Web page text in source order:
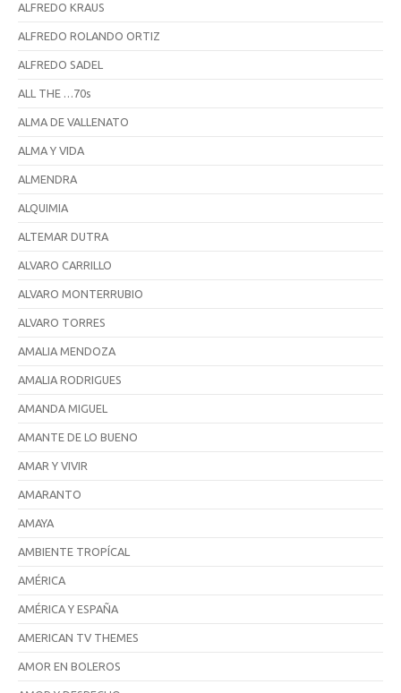
ALFREDO KRAUS
ALFREDO ROLANDO ORTIZ
ALFREDO SADEL
ALL THE …70s
ALMA DE VALLENATO
ALMA Y VIDA
ALMENDRA
ALQUIMIA
ALTEMAR DUTRA
ALVARO CARRILLO
ALVARO MONTERRUBIO
ALVARO TORRES
AMALIA MENDOZA
AMALIA RODRIGUES
AMANDA MIGUEL
AMANTE DE LO BUENO
AMAR Y VIVIR
AMARANTO
AMAYA
AMBIENTE TROPÍCAL
AMÉRICA
AMÉRICA Y ESPAÑA
AMERICAN TV THEMES
AMOR EN BOLEROS